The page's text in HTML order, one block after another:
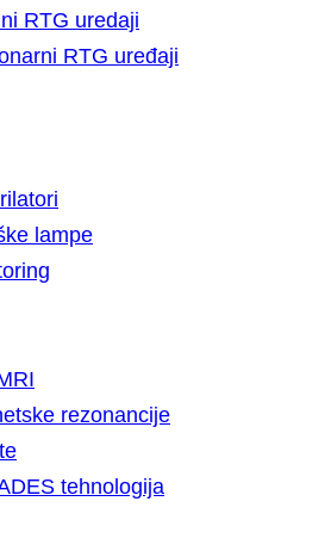
RTG uredaji
RTG uređaji
lampe
rezonancije
tehnologija